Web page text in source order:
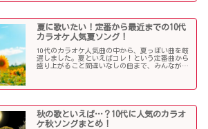
夏に歌いたい！定番から最近までの10代
カラオケ人気夏ソング！
10代のカラオケ人気曲の中から、夏っぽい曲を厳
選しました。夏といえばコレ！という定番曲から
盛り上がること間違いなしの曲まで、みんなが選
秋の歌といえば…？10代に人気のカラオ
ケ秋ソングまとめ！